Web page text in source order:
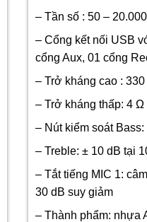
– Tần số : 50 –
– Cổng kết nối USB
cổng Aux, 01 cổng
– Trở kháng cao :
– Trở kháng thấp: 4 Ω
– Nút kiểm soát
– Treble: ± 10 dB tại
– Tắt tiếng MIC 1:
30 dB suy giảm
– Thành phẩm: nhựa